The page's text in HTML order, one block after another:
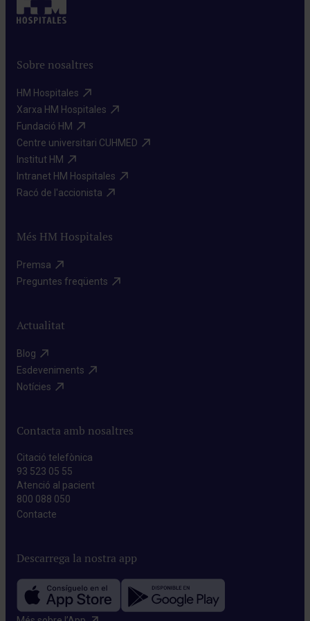
Sobre nosaltres
HM Hospitales​
Xarxa HM Hospitales​
Fundació HM​
Centre universitari CUHMED​
Institut HM​
Intranet HM Hospitales​
Racó de l'accionista​
Més HM Hospitales
Premsa​
Preguntes freqüents​
Actualitat
Blog​
Esdeveniments​
Notícies​
Contacta amb nosaltres
Citació telefònica
93 523 05 55
Atenció al pacient
800 088 050
Contacte​
Descarrega la nostra app